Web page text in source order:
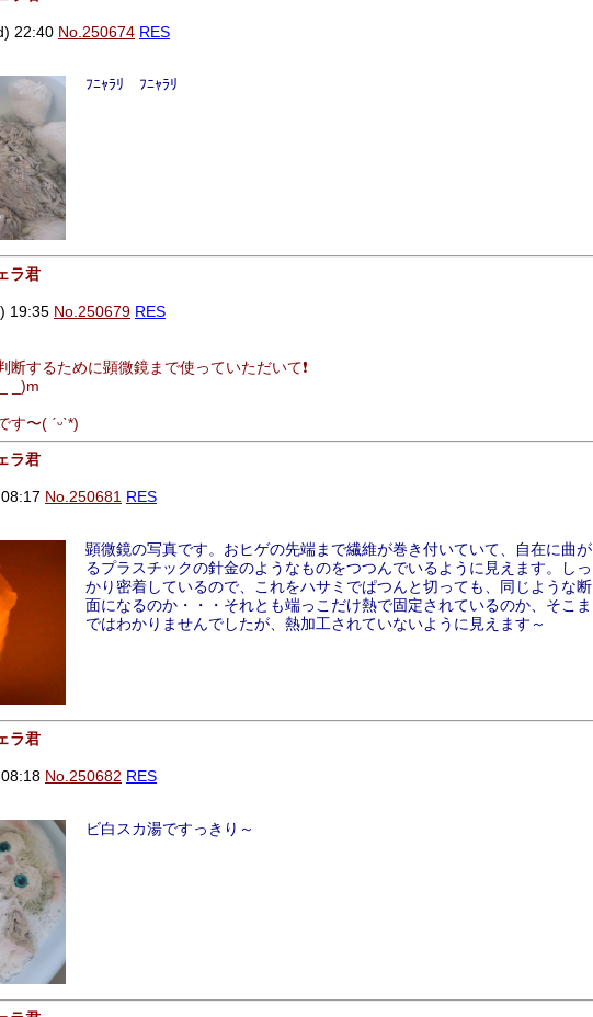
22:40 No.250674 RES
ﾌﾆｬﾗﾘ ﾌﾆｬﾗﾘ
ラ君
19:35 No.250679 RES
断するために顕微鏡まで使っていただいて❗️
_)m
す〜( ˊᵕˋ*)
ラ君
No.250681 RES
顕微鏡の写真です。おヒゲの先端まで繊維が巻き付いていて、自在に曲が
るプラスチックの針金のようなものをつつんでいるように見えます。しっ
かり密着しているので、これをハサミでぱつんと切っても、同じような断
面になるのか・・・それとも端っこだけ熱で固定されているのか、そこま
ではわかりませんでしたが、熱加工されていないように見えます～
ラ君
No.250682 RES
ビ白スカ湯ですっきり～